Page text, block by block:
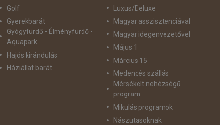
Golf
Gyerekbarát
Gyógyfürdő - Élményfürdő -
Aquapark
Hajós kirándulás
Háziállat barát
Luxus/Deluxe
Magyar asszisztenciával
Magyar idegenvezetővel
Május 1
Március 15
Medencés szállás
Mérsékelt nehézségű
program
Mikulás programok
Nászutasoknak